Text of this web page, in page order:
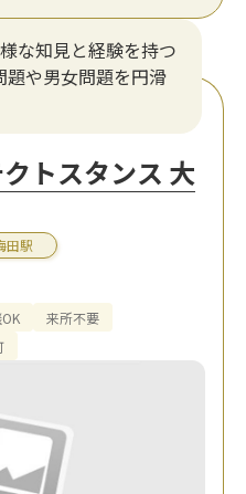
な知見と経験を持つ
題や男女問題を円滑
トスタンス 大
田駅
来所不要